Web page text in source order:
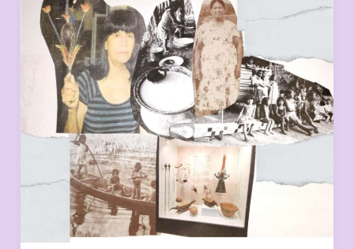
Sobre
uma
Antropologia
Feminista
ou
uma
Antropologia
Mutirão:
Meninas
Mulheres